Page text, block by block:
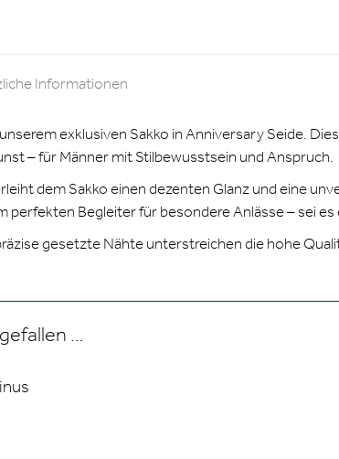
Informationen
exklusiven Sakko in Anniversary Seide.
– für Männer mit Stilbewusstsein und Anspruch.
dem Sakko einen dezenten Glanz und eine
perfekten Begleiter für besondere Anlässe – sei
gesetzte Nähte unterstreichen die hohe
…